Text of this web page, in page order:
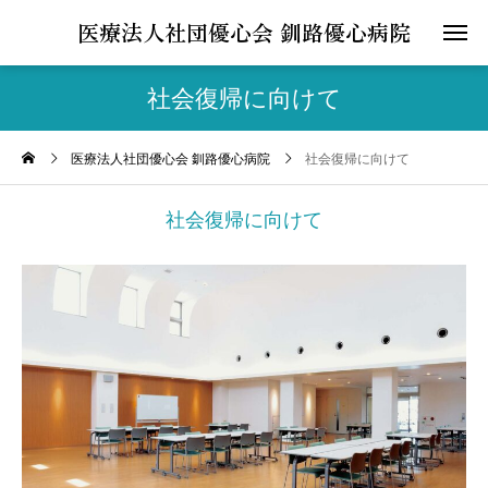
医療法人社団優心会 釧路優心病院
社会復帰に向けて
医療法人社団優心会 釧路優心病院 社会復帰に向けて
社会復帰に向けて